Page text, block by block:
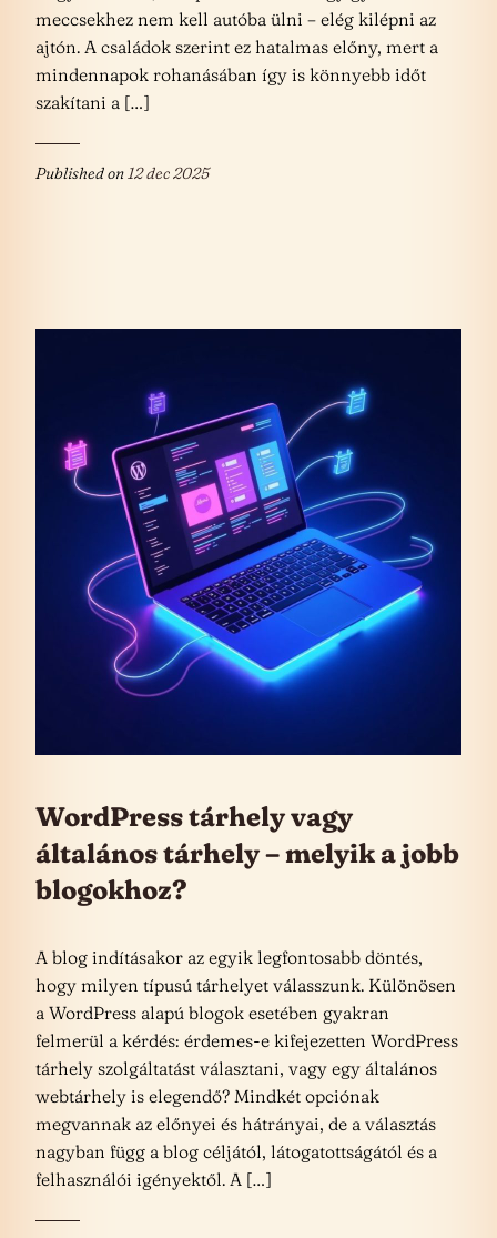
meccsekhez nem kell autóba ülni – elég kilépni az
ajtón. A családok szerint ez hatalmas előny, mert a
mindennapok rohanásában így is könnyebb időt
szakítani a […]
Published on12 dec 2025
WordPress tárhely vagy
általános tárhely – melyik a jobb
blogokhoz?
A blog indításakor az egyik legfontosabb döntés,
hogy milyen típusú tárhelyet válasszunk. Különösen
a WordPress alapú blogok esetében gyakran
felmerül a kérdés: érdemes-e kifejezetten WordPress
tárhely szolgáltatást választani, vagy egy általános
webtárhely is elegendő? Mindkét opciónak
megvannak az előnyei és hátrányai, de a választás
nagyban függ a blog céljától, látogatottságától és a
felhasználói igényektől. A […]